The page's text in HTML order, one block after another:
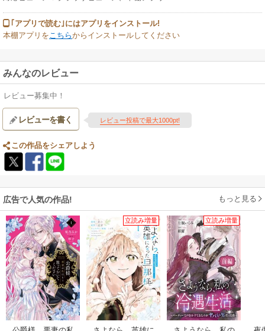
｢アプリで読む｣にはアプリをインストール!
本棚アプリを こちらからインストールしてください
みんなのレビュー
レビュー募集中！
レビューを書く レビュー投稿で最大1000pt!
この作品をシェアしよう
広告で人気の作品! もっと見る
立読み増量 立読み増量